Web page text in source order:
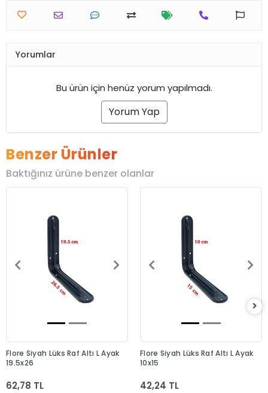
Yorumlar
Bu ürün için henüz yorum yapılmadı.
Yorum Yap
Benzer Ürünler
Baktığınız ürüne benzer olanlar
Flore Siyah Lüks Raf Altı L Ayak
19.5x26
62,78 TL
Flore Siyah Lüks Raf Altı L Ayak
10x15
42,24 TL